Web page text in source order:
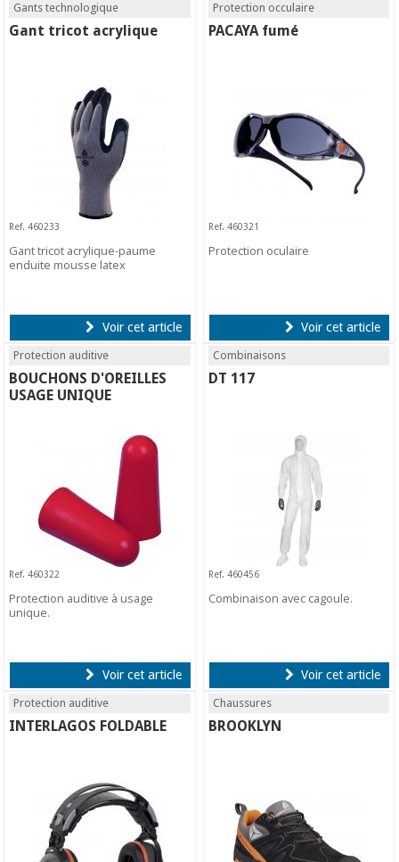
Gants technologique
Gant tricot acrylique
Ref. 460233
Gant tricot acrylique-paume
enduite mousse latex
Voir cet article
Protection occulaire
PACAYA fumé
Ref. 460321
Protection oculaire
Voir cet article
Protection auditive
BOUCHONS D'OREILLES
USAGE UNIQUE
Ref. 460322
Protection auditive à usage
unique.
Voir cet article
Combinaisons
DT 117
Ref. 460456
Combinaison avec cagoule.
Voir cet article
Protection auditive
INTERLAGOS FOLDABLE
Chaussures
BROOKLYN